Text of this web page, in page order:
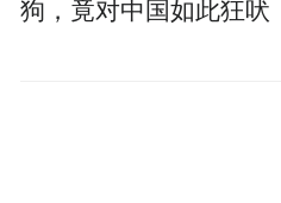
狗，竟对中国如此狂吠